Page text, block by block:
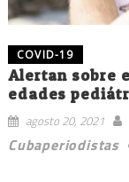
COVID-19
Alertan sobre
edades
agosto 20, 2021
Cubaperiodistas